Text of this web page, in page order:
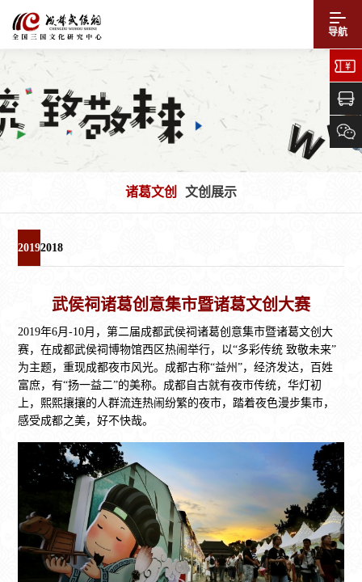
导航
诸葛文创 文创展示
20192018
武侯祠诸葛创意集市暨诸葛文创大赛
2019年6月-10月，第二届成都武侯祠诸葛创意集市暨诸葛文创大
赛，在成都武侯祠博物馆西区热闹举行，以“多彩传统 致敬未来”
为主题，重现成都夜市风光。成都古称“益州”，经济发达，百姓
富庶，有“扬一益二”的美称。成都自古就有夜市传统，华灯初
上，熙熙攘攘的人群流连热闹纷繁的夜市，踏着夜色漫步集市，
感受成都之美，好不快哉。